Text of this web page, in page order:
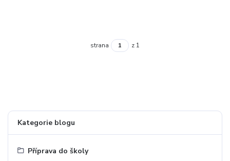
Kategorie blogu
Příprava do školy
strana z 1